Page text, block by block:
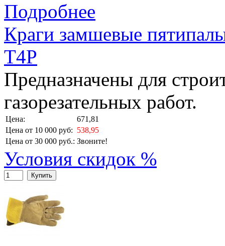
Подробнее
Краги замшевые
T4P
Предназначены для
газорезательных работ.
Цена:
671,81
Цена от 10 000 руб: 538,95
Цена от 30 000 руб.: Звоните!
Условия скидок %
Купить